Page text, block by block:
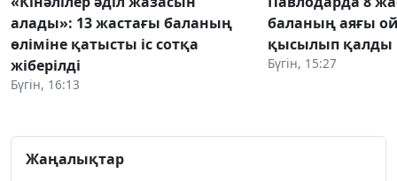
алады»: 13 жастағы баланың
өліміне қатысты іс сотқа
жіберілді
Бүгін, 16:13
баланың аяғы
қысылып қалды
Бүгін, 15:27
Жаңалықтар